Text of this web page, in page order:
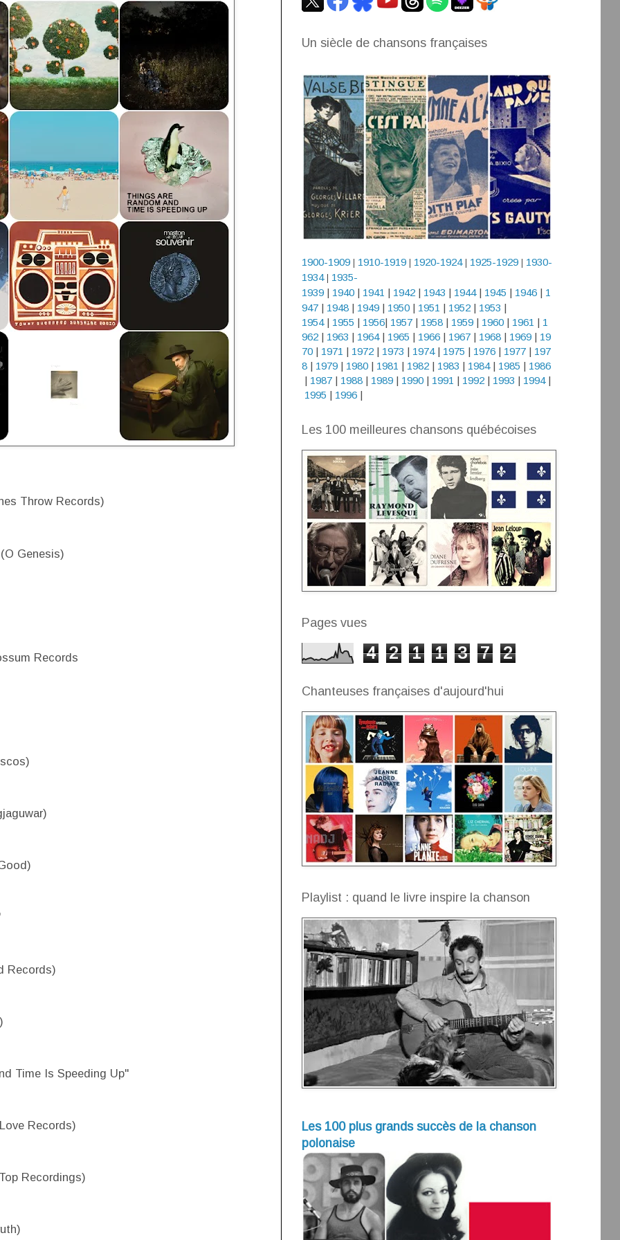
Throw Records)
Genesis)
Records
Records)
Time Is Speeding Up"
Records)
Recordings)
Un siècle de chansons françaises
1900-1909| 1910-1919| 1920-1924| 1925-1929| 1930-
1934| 1935-
1939 | 1940| 1941 | 1942| 1943 | 1944 | 1945 | 1946 | 1
947 | 1948 | 1949 | 1950 | 1951 | 1952 | 1953 |
1954| 1955 | 1956| 1957| 1958| 1959| 1960| 1961 | 1
962| 1963 | 1964| 1965 | 1966 | 1967| 1968| 1969| 19
70| 1971 | 1972| 1973 | 1974| 1975 | 1976| 1977| 197
8| 1979| 1980| 1981 | 1982| 1983 | 1984| 1985 | 1986
| 1987| 1988| 1989| 1990| 1991 | 1992| 1993 | 1994|
1995 | 1996|
Les 100 meilleures chansons québécoises
Pages vues
4 2 1 1 3 7 2
Chanteuses françaises d'aujourd'hui
Playlist : quand le livre inspire la chanson
Les 100 plus grands succès de la chanson
polonaise